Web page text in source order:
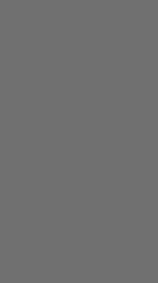
Kendimizi
çeşitli ve
görüyor ve bu
yakınlık,
yardımcı olacak
müşterilerimizi
ve